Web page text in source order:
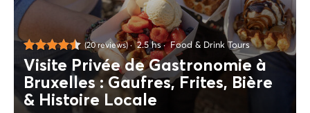
(20 reviews) 2.5 hs Food & Drink Tours
Visite Privée de Gastronomie à
Bruxelles : Gaufres, Frites, Bière
& Histoire Locale